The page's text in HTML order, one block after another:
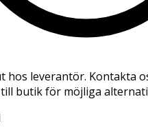
hos leverantör. Kontakta
butik för möjliga